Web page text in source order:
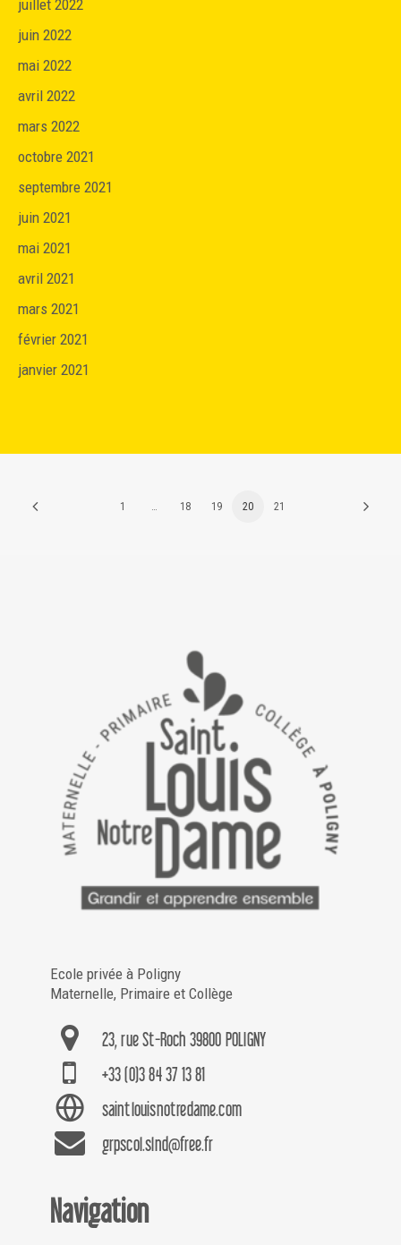
juillet 2022
juin 2022
mai 2022
avril 2022
mars 2022
octobre 2021
septembre 2021
juin 2021
mai 2021
avril 2021
mars 2021
février 2021
janvier 2021
1 18 19 20 21
Ecole privée à Poligny
Maternelle, Primaire et Collège
23, rue St-Roch 39800 POLIGNY
+33 (0)3 84 37 13 81
saintlouisnotredame.com
grpscol.slnd@free.fr
Navigation